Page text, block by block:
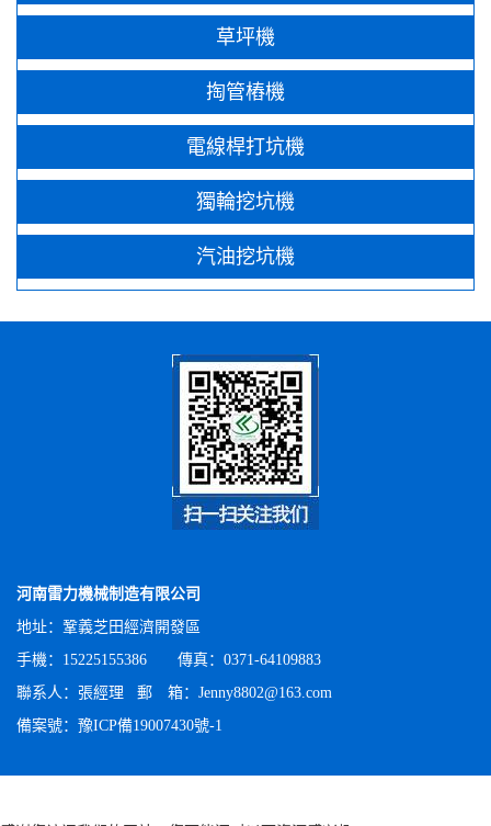
草坪機
掏管樁機
電線桿打坑機
獨輪挖坑機
汽油挖坑機
河南雷力機械制造有限公司
地址：鞏義芝田經濟開發區
手機：15225155386 傳真：0371-64109883
聯系人：張經理 郵 箱：Jenny8802@163.com
備案號： 豫ICP備19007430號-1